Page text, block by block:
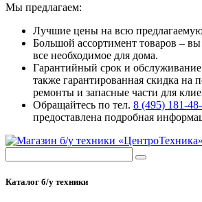
Мы предлагаем:
Лучшие цены на всю
Большой ассортимент товаров – вы
все необходимое для дома.
Гарантийный срок и обслуживание
также гарантированная скидка на
ремонты и запасные части для
Обращайтесь по тел. 8 (495) 181-
предоставлена подробная
Каталог б/у техники